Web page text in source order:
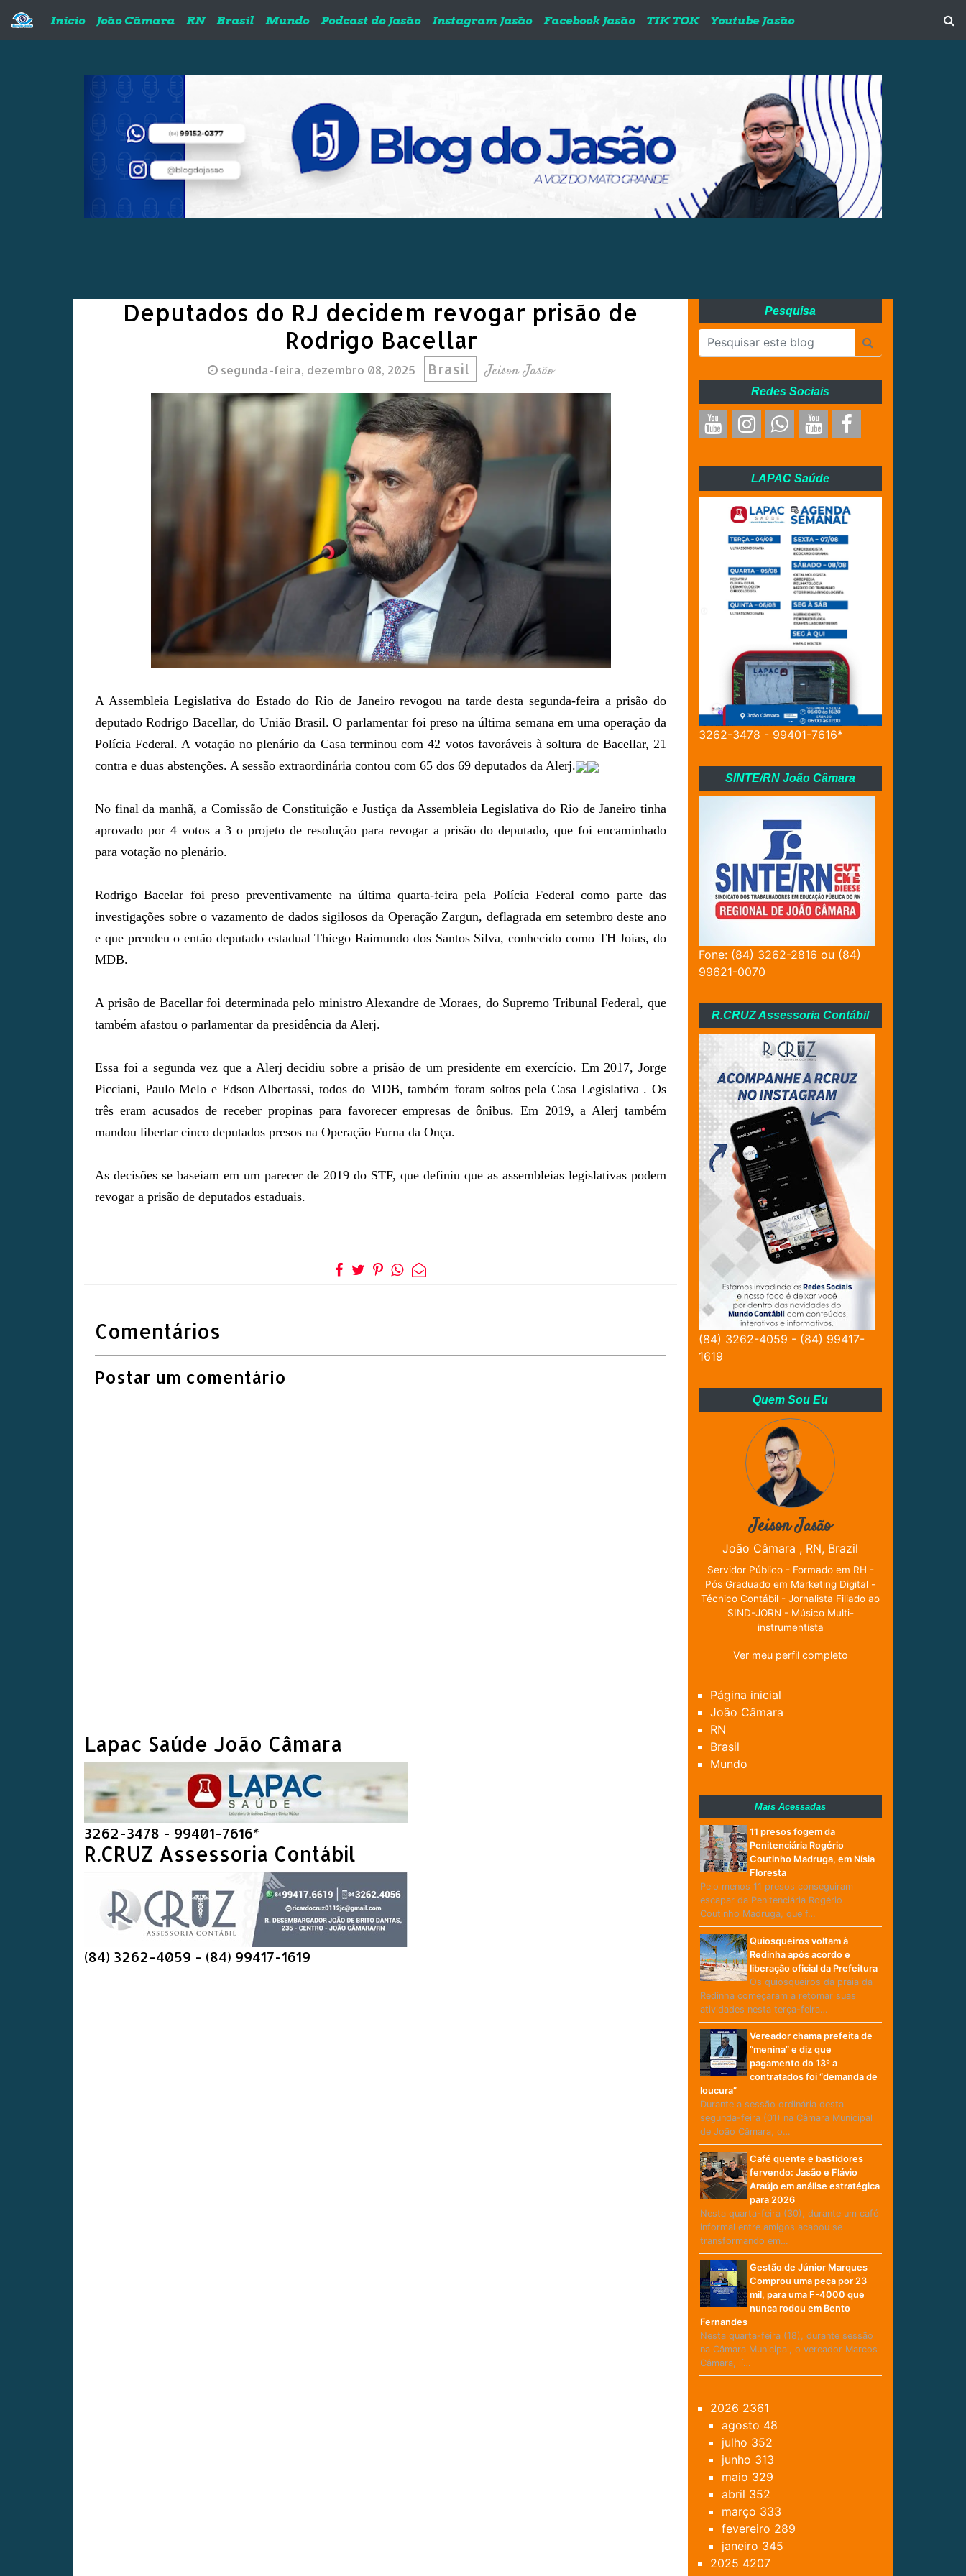
Inicio João Câmara RN Brasil Mundo Podcast do Jasão Instagram Jasão Facebook Jasão TIK TOK Youtube Jasão
Deputados do RJ decidem revogar prisão de
Rodrigo Bacellar
segunda-feira, dezembro 08, 2025 Brasil Jeison Jasão
A Assembleia Legislativa do Estado do Rio de Janeiro revogou na tarde desta segunda-feira a prisão do
deputado Rodrigo Bacellar, do União Brasil. O parlamentar foi preso na última semana em uma operação da
Polícia Federal. A votação no plenário da Casa terminou com 42 votos favoráveis à soltura de Bacellar, 21
contra e duas abstenções. A sessão extraordinária contou com 65 dos 69 deputados da Alerj.
No final da manhã, a Comissão de Constituição e Justiça da Assembleia Legislativa do Rio de Janeiro tinha
aprovado por 4 votos a 3 o projeto de resolução para revogar a prisão do deputado, que foi encaminhado
para votação no plenário.
Rodrigo Bacelar foi preso preventivamente na última quarta-feira pela Polícia Federal como parte das
investigações sobre o vazamento de dados sigilosos da Operação Zargun, deflagrada em setembro deste ano
e que prendeu o então deputado estadual Thiego Raimundo dos Santos Silva, conhecido como TH Joias, do
MDB.
A prisão de Bacellar foi determinada pelo ministro Alexandre de Moraes, do Supremo Tribunal Federal, que
também afastou o parlamentar da presidência da Alerj.
Essa foi a segunda vez que a Alerj decidiu sobre a prisão de um presidente em exercício. Em 2017, Jorge
Picciani, Paulo Melo e Edson Albertassi, todos do MDB, também foram soltos pela Casa Legislativa . Os
três eram acusados de receber propinas para favorecer empresas de ônibus. Em 2019, a Alerj também
mandou libertar cinco deputados presos na Operação Furna da Onça.
As decisões se baseiam em um parecer de 2019 do STF, que definiu que as assembleias legislativas podem
revogar a prisão de deputados estaduais.
Comentários
Postar um comentário
Lapac Saúde João Câmara
3262-3478 - 99401-7616*
R.CRUZ Assessoria Contábil
(84) 3262-4059 - (84) 99417-1619
Pesquisa
Redes Sociais
LAPAC Saúde
3262-3478 - 99401-7616*
SINTE/RN João Câmara
Fone: (84) 3262-2816 ou (84)
99621-0070
R.CRUZ Assessoria Contábil
(84) 3262-4059 - (84) 99417-
1619
Quem Sou Eu
Jeison Jasão
João Câmara , RN, Brazil
Servidor Público - Formado em RH -
Pós Graduado em Marketing Digital -
Técnico Contábil - Jornalista Filiado ao
SIND-JORN - Músico Multi-
instrumentista
Ver meu perfil completo
Página inicial
João Câmara
RN
Brasil
Mundo
Mais Acessadas
11 presos fogem da
Penitenciária Rogério
Coutinho Madruga, em Nísia
Floresta
Pelo menos 11 presos conseguiram
escapar da Penitenciária Rogério
Coutinho Madruga, que f…
Quiosqueiros voltam à
Redinha após acordo e
liberação oficial da Prefeitura
Os quiosqueiros da praia da
Redinha começaram a retomar suas
atividades nesta terça-feira…
Vereador chama prefeita de
“menina” e diz que
pagamento do 13º a
contratados foi “demanda de
loucura”
Durante a sessão ordinária desta
segunda-feira (01) na Câmara Municipal
de João Câmara, o…
Café quente e bastidores
fervendo: Jasão e Flávio
Araújo em análise estratégica
para 2026
Nesta quarta-feira (30), durante um café
informal entre amigos acabou se
transformando em…
Gestão de Júnior Marques
Comprou uma peça por 23
mil, para uma F-4000 que
nunca rodou em Bento
Fernandes
Nesta quarta-feira (18), durante sessão
na Câmara Municipal, o vereador Marcos
Câmara, lí…
2026 2361
agosto 48
julho 352
junho 313
maio 329
abril 352
março 333
fevereiro 289
janeiro 345
2025 4207